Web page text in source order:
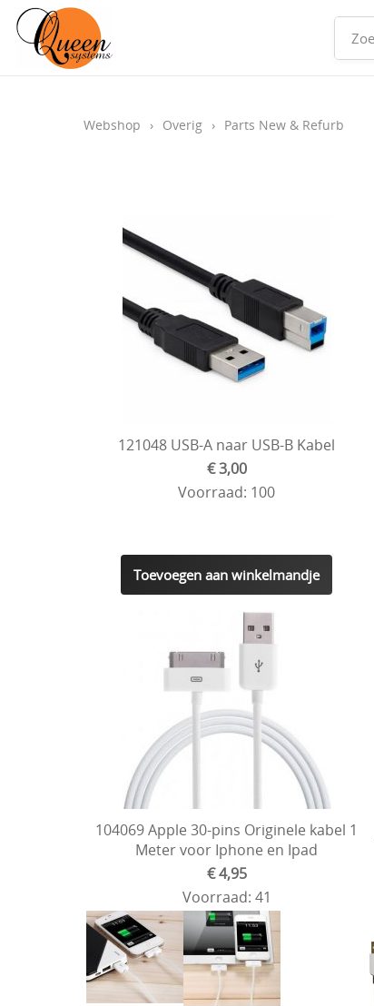
Webshop › Overig › Parts New & Refurb
121048 USB-A naar USB-B Kabel
€ 3,00
Voorraad: 100
Toevoegen aan winkelmandje
104069 Apple 30-pins Originele kabel 1
Meter voor Iphone en Ipad
€ 4,95
Voorraad: 41